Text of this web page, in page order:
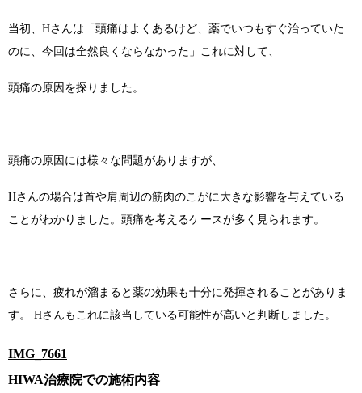
当初、Hさんは「頭痛はよくあるけど、薬でいつもすぐ治っていた
のに、今回は全然良くならなかった」これに対して、
頭痛の原因を探りました。
頭痛の原因には様々な問題がありますが、
Hさんの場合は首や肩周辺の筋肉のこがに大きな影響を与えている
ことがわかりました。頭痛を考えるケースが多く見られます。
さらに、疲れが溜まると薬の効果も十分に発揮されることがありま
す。 Hさんもこれに該当している可能性が高いと判断しました。
IMG_7661
HIWA治療院での施術内容